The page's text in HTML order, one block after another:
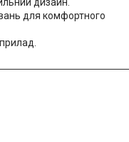
дизайн.
для комфортного